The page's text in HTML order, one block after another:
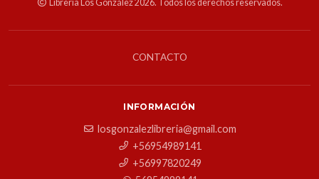
Librería Los González 2026. Todos los derechos reservados.
CONTACTO
INFORMACIÓN
losgonzalezlibreria@gmail.com
+56954989141
+56997820249